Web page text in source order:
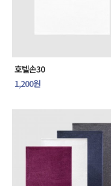
호텔손30
1,200원